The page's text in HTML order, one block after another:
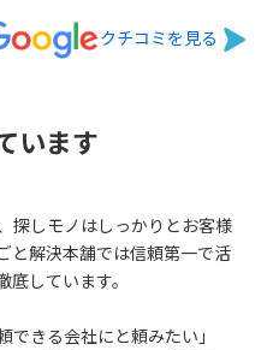
クチコミを見る
います
探しモノはしっかりとお客様
と解決本舗では信頼第一で活
しています。
できる会社にと頼みたい」